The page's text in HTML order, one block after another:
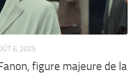
6, 2025
figure majeure de la